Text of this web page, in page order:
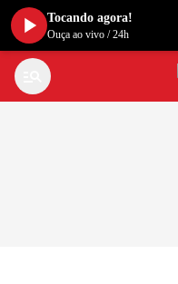
Tocando agora!
Ouça ao vivo /24h